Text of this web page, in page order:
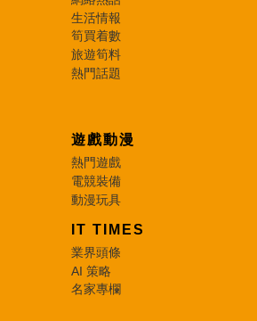
生活情報
筍買着數
旅遊筍料
熱門話題
遊戲動漫
熱門遊戲
電競裝備
動漫玩具
IT TIMES
業界頭條
AI 策略
名家專欄